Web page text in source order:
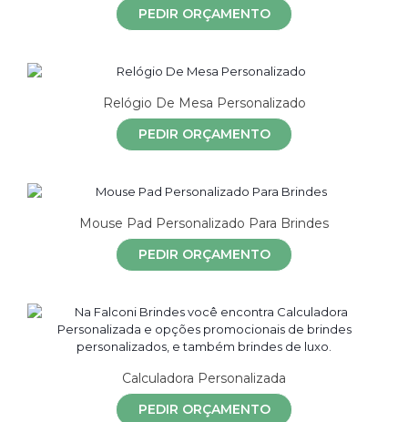
PEDIR ORÇAMENTO
Relógio De Mesa Personalizado
PEDIR ORÇAMENTO
Mouse Pad Personalizado Para Brindes
PEDIR ORÇAMENTO
Calculadora Personalizada
PEDIR ORÇAMENTO